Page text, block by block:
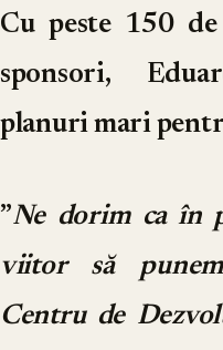
Cu peste 150
sponsori,
planuri mari
”Ne dorim ca în
viitor să
Centru de